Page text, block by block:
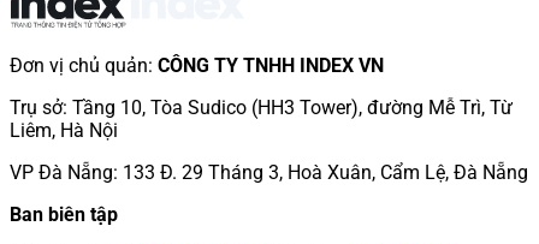
Đơn vị chủ quản: CÔNG TY TNHH INDEX VN
Trụ sở: Tầng 10, Tòa Sudico (HH3 Tower), đường Mễ Trì, Từ
Liêm, Hà Nội
VP Đà Nẵng: 133 Đ. 29 Tháng 3, Hoà Xuân, Cẩm Lệ, Đà Nẵng
Ban biên tập